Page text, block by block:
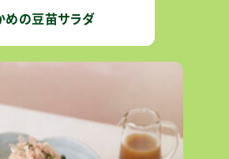
めの豆苗サラダ